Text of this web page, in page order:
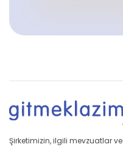
Şirketimizin, ilgili mevzuatlar